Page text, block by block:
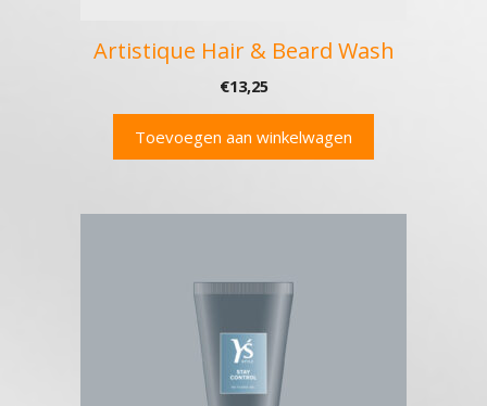
Artistique Hair & Beard Wash
€13,25
Toevoegen aan winkelwagen